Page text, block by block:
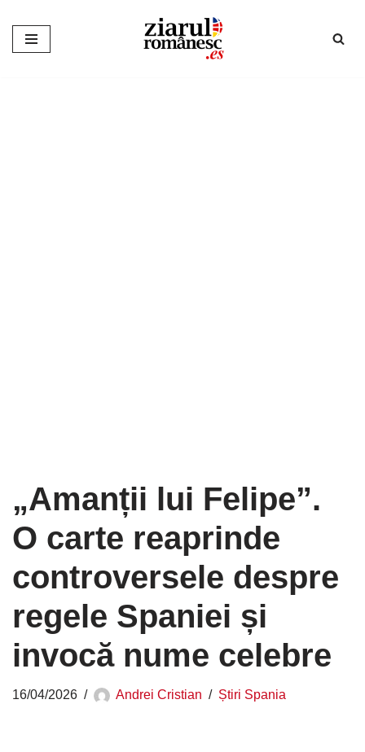
Sari
„Amanții lui Felipe”.
O carte reaprinde
controversele despre
regele Spaniei și
invocă nume celebre
16/04/2026 Andrei Cristian Știri Spania